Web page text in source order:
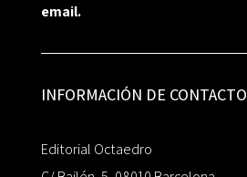
email.
INFORMACIÓN DE CONTACTO
Editorial Octaedro